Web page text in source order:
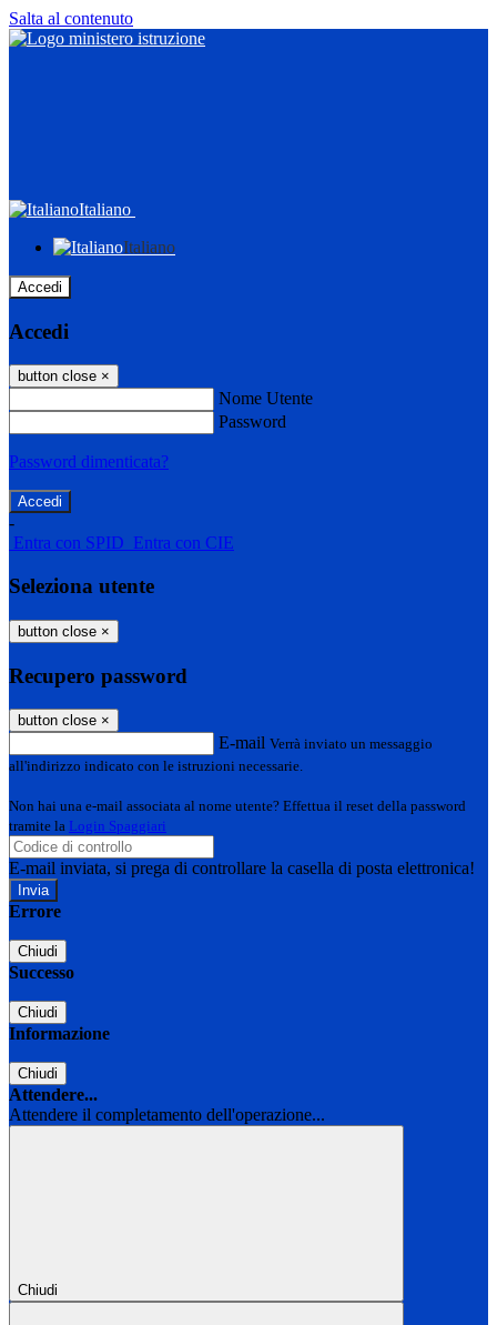
Salta al contenuto
Italiano
Italiano
Accedi
Accedi
button close ×
Nome Utente
Password
Password dimenticata?
-
Entra con SPID Entra con CIE
Seleziona utente
button close ×
Recupero password
button close ×
E-mail Verrà inviato un messaggio
all'indirizzo indicato con le istruzioni necessarie.
Non hai una e-mail associata al nome utente? Effettua il reset della password
tramite la Login Spaggiari
E-mail inviata, si prega di controllare la casella di posta elettronica!
Errore
Chiudi
Successo
Chiudi
Informazione
Chiudi
Attendere...
Attendere il completamento dell'operazione...
Chiudi